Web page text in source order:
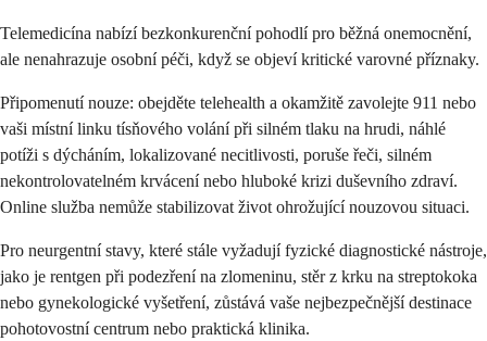
Telemedicína nabízí bezkonkurenční pohodlí pro běžná onemocnění,
ale nenahrazuje osobní péči, když se objeví kritické varovné příznaky.
Připomenutí nouze: obejděte telehealth a okamžitě zavolejte 911 nebo
vaši místní linku tísňového volání při silném tlaku na hrudi, náhlé
potíži s dýcháním, lokalizované necitlivosti, poruše řeči, silném
nekontrolovatelném krvácení nebo hluboké krizi duševního zdraví.
Online služba nemůže stabilizovat život ohrožující nouzovou situaci.
Pro neurgentní stavy, které stále vyžadují fyzické diagnostické nástroje,
jako je rentgen při podezření na zlomeninu, stěr z krku na streptokoka
nebo gynekologické vyšetření, zůstává vaše nejbezpečnější destinace
pohotovostní centrum nebo praktická klinika.